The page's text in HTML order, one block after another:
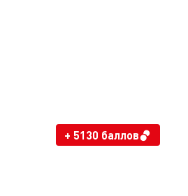
+ 5130 баллов